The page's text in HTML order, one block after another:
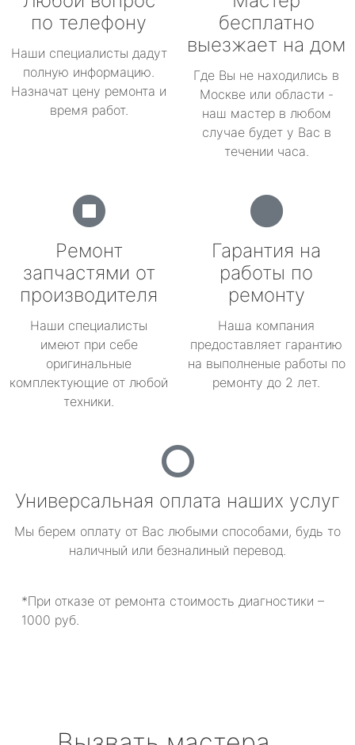
по телефону
Наши специалисты дадут
полную информацию.
Назначат цену ремонта и
время работ.
бесплатно
выезжает на дом
Где Вы не находились в
Москве или области -
наш мастер в любом
случае будет у Вас в
течении часа.
Ремонт
запчастями от
производителя
Наши специалисты
имеют при себе
оригинальные
комплектующие от любой
техники.
Гарантия на
работы по
ремонту
Наша компания
предоставляет гарантию
на выполненые работы по
ремонту до 2 лет.
Универсальная оплата наших услуг
Мы берем оплату от Вас любыми способами, будь то
наличный или безналиный перевод.
*При отказе от ремонта стоимость диагностики –
1000 руб.